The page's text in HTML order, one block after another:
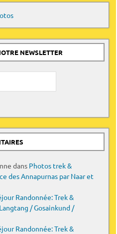
NEWSLETTER
dans Photos trek &
des Annapurnas par Naar et
Randonnée: Trek &
/ Gosainkund /
Randonnée: Trek &